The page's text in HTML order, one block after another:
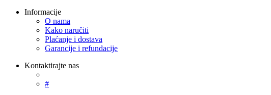
Informacije
O nama
Kako naručiti
Plaćanje i dostava
Garancije i refundacije
Kontaktirajte nas
#